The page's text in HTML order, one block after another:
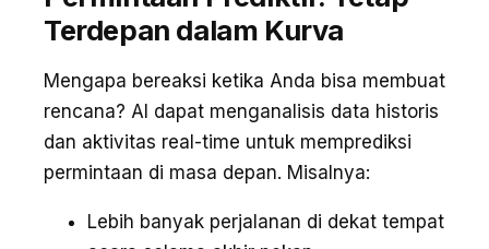
Terdepan dalam Kurva
Mengapa bereaksi ketika Anda bisa membuat
rencana? AI dapat menganalisis data historis
dan aktivitas real-time untuk memprediksi
permintaan di masa depan. Misalnya:
Lebih banyak perjalanan di dekat tempat